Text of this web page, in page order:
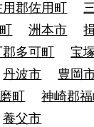
郡佐用町
洲本市
多可町 宝
丹波市 豊岡
町 神崎郡福
養父市